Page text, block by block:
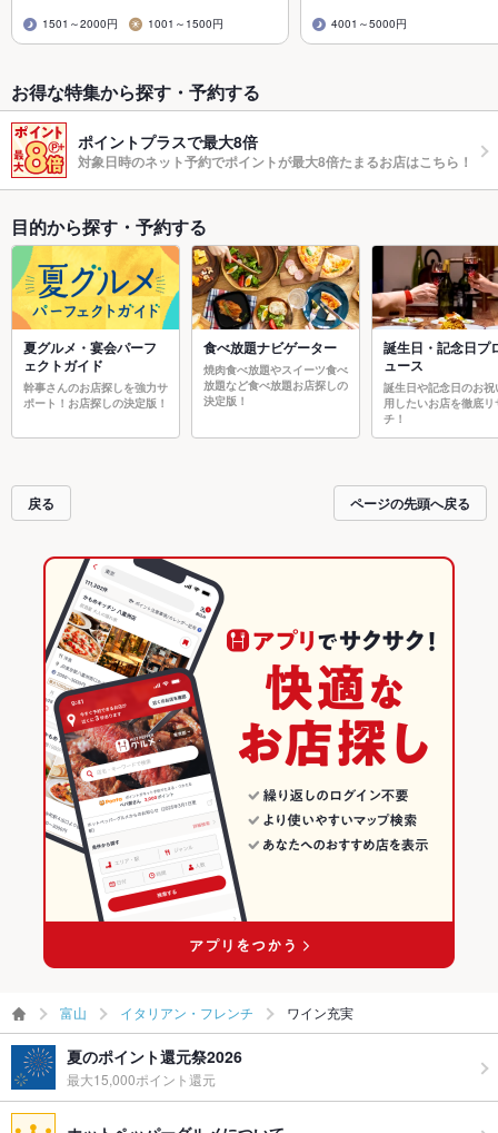
1501～2000円 1001～1500円 4001～5000円
お得な特集から探す・予約する
ポイントプラスで最大8倍
対象日時のネット予約でポイントが最大8倍たまるお店はこちら！
目的から探す・予約する
夏グルメ・宴会パーフ
ェクトガイド
幹事さんのお店探しを強力サ
ポート！お店探しの決定版！
食べ放題ナビゲーター
焼肉食べ放題やスイーツ食べ
放題など食べ放題お店探しの
決定版！
誕生日・記念日プ
ュース
誕生日や記念日のお祝
用したいお店を徹底リ
チ！
戻る ページの先頭へ戻る
富山 イタリアン・フレンチ ワイン充実
夏のポイント還元祭2026
最大15,000ポイント還元